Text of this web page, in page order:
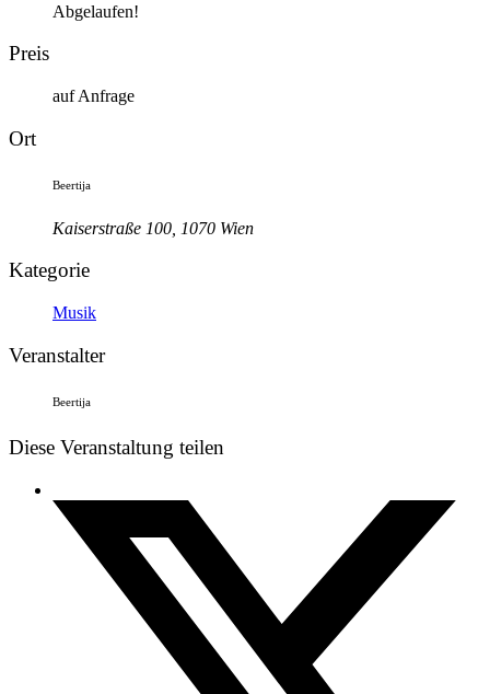
Abgelaufen!
Preis
auf Anfrage
Ort
Beertija
Kaiserstraße 100, 1070 Wien
Kategorie
Musik
Veranstalter
Beertija
Diese Veranstaltung teilen